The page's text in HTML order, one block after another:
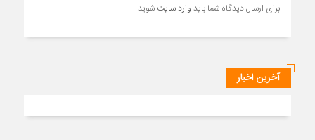
برای ارسال دیدگاه شما باید وارد سایت شوید.
آخرین اخبار